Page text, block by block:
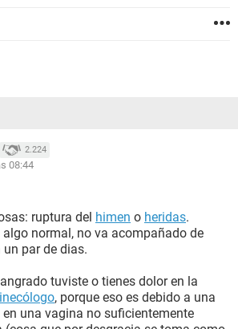
2.224
08:44
ruptura del himen o heridas.
algo normal, no va acompañado de
par de dias.
tuviste o tienes dolor en la
, porque eso es debido a una
una vagina no suficientemente